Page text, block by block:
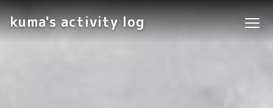
kuma's activity log